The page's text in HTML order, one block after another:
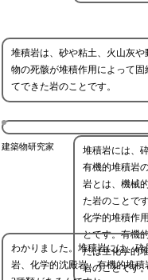
堆積岩は、砂や粘土、火山灰や
物の死骸が堆積作用によって固
てできた岩のことです。
建築物研究家
堆積岩には、
有機的堆積岩
岩とは、機械
た岩のことで
化学的堆積作
とです。有機
たは生化学的
岩のことです
わかりました。堆積岩には、砕
岩、化学的沈殿岩、有機的堆積